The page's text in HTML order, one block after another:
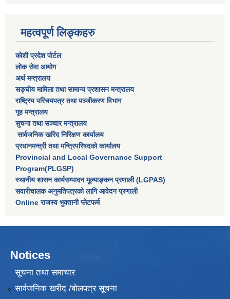
महत्वपूर्ण लिङ्कहरु
कोशी प्रदेश पोर्टल
लाेक सेवा आयाेग
अर्थ मन्त्रालय
सङ्घीय मामिला तथा सामान्य प्रशासन मन्त्रालय
राष्‍ट्रिय परिचयपत्र तथा पञ्‍जीकरण विभाग
गृह मन्त्रालय
सुचना तथा सञ्चार मन्त्रालय
सार्वजनिक खरिद निरिक्षण कार्यालय
प्रधानमन्त्री तथा मन्त्रिपरिषदकाे कार्यालय
Provincial and Local Governance Support
Program(PLGSP)
स्थानीय शासन कार्यसम्पादन मूल्याङ्कन प्रणाली (LGPAS)
सवारीचालक अनुमतिपत्रको लागि आवेदन प्रणाली
Online राजस्व भुक्तानी प्लेटफर्म
Notices
सूचना तथा समाचार
सार्वजनिक खरीद /बोलपत्र सूचना